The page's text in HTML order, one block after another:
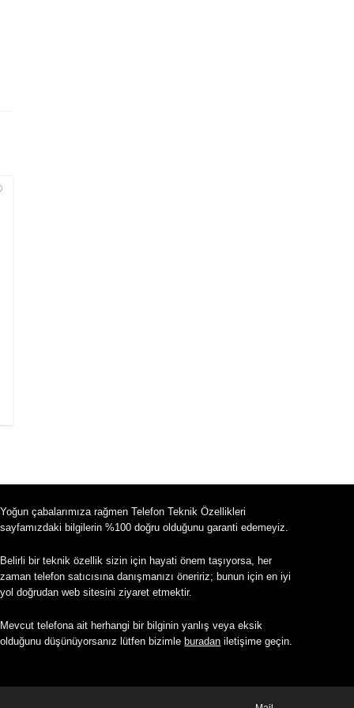
Yoğun çabalarımıza rağmen Telefon Teknik Özellikleri
sayfamızdaki bilgilerin %100 doğru olduğunu garanti edemeyiz.
Belirli bir teknik özellik sizin için hayati önem taşıyorsa, her
zaman telefon satıcısına danışmanızı öneririz; bunun için en iyi
yol doğrudan web sitesini ziyaret etmektir.
Mevcut telefona ait herhangi bir bilginin yanlış veya eksik
olduğunu düşünüyorsanız lütfen bizimle buradan iletişime geçin.